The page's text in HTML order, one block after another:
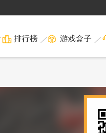
排行榜 游戏盒子